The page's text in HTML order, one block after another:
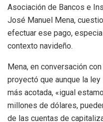
Asociación de Bancos e
José Manuel Mena,
efectuar ese pago,
contexto navideño.
Mena, en conversación
proyectó que aunque la
más acotada, «igual
millones de dólares,
de las cuentas de